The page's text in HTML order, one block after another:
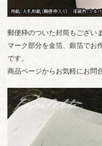
郵便枠のついた封筒もございま
マーク部分を金箔、銀箔でお
です。
商品ページからお気軽にお問